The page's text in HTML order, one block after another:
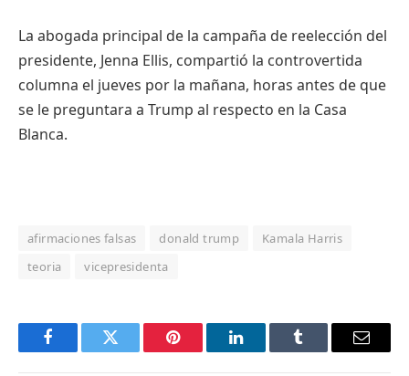
La abogada principal de la campaña de reelección del
presidente, Jenna Ellis, compartió la controvertida
columna el jueves por la mañana, horas antes de que
se le preguntara a Trump al respecto en la Casa
Blanca.
afirmaciones falsas donald trump
Kamala Harris
teoria
vicepresidenta
FacebookTwitter Pinterest LinkedInTumblr Email